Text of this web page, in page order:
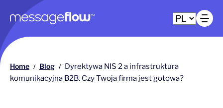
Główna nawigacja
Home / Blog / Dyrektywa NIS 2 a infrastruktura
komunikacyjna B2B. Czy Twoja firma jest gotowa?